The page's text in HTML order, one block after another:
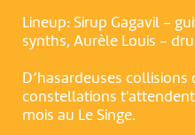
Lineup: Sirup Gagavil -
synths, Aurèle Louis -
D’hasardeuses collisions
constellations
mois au Le Singe.